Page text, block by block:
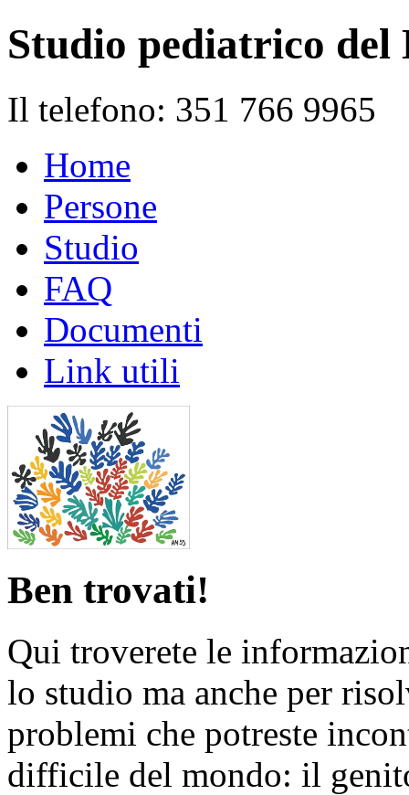
Studio pediatrico del
Il telefono: 351 766 9965
Home
Persone
Studio
FAQ
Documenti
Link utili
Ben trovati!
Qui troverete le
lo studio ma anche per
problemi che potreste
difficile del mondo: il